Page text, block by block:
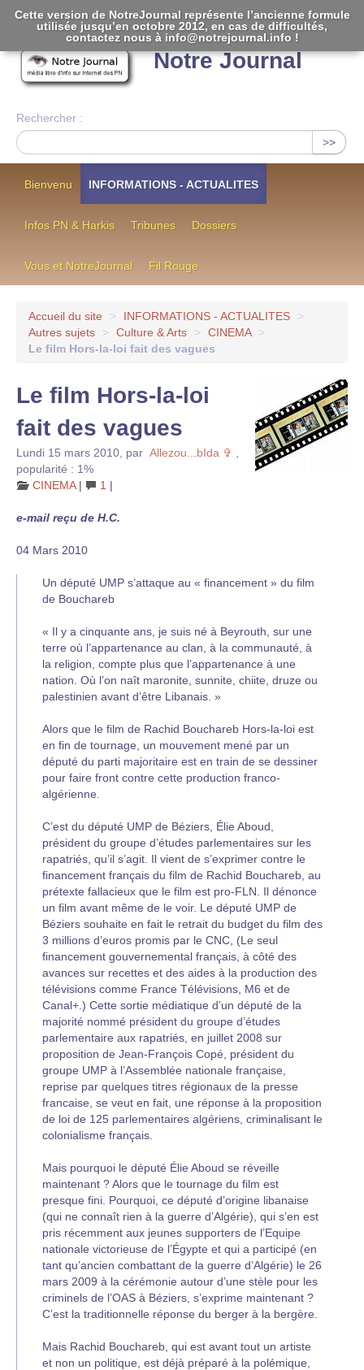
Notre Journal
Rechercher :
>>
Bienvenu INFORMATIONS - ACTUALITES
Infos PN & Harkis Tribunes Dossiers
Vous et NotreJournal Fil Rouge
Accueil du site > INFORMATIONS - ACTUALITES
>
Autres sujets
> Culture & Arts > CINEMA
>
Le film Hors-la-loi fait des vagues
Le film Hors-la-loi
fait des vagues
Lundi 15 mars 2010 par Allezou...bIda ✞
popularité : 1%
CINEMA| 1 |
e-mail reçu de H.C.
04 Mars 2010
Un député UMP s’attaque au « financement » du film
de Bouchareb
« Il y a cinquante ans, je suis né à Beyrouth, sur une
terre où l’appartenance au clan, à la communauté, à
la religion, compte plus que l’appartenance à une
nation. Où l’on naît maronite, sunnite, chiite, druze ou
palestinien avant d’être Libanais. »
Alors que le film de Rachid Bouchareb Hors-la-loi est
en fin de tournage, un mouvement mené par un
député du parti majoritaire est en train de se dessiner
pour faire front contre cette production franco-
algérienne.
C’est du député UMP de Béziers, Élie Aboud,
président du groupe d’études parlementaires sur les
rapatriés, qu’il s’agit. Il vient de s’exprimer contre le
financement français du film de Rachid Bouchareb, au
prétexte fallacieux que le film est pro-FLN. Il dénonce
un film avant même de le voir. Le député UMP de
Béziers souhaite en fait le retrait du budget du film des
3 millions d’euros promis par le CNC, (Le seul
financement gouvernemental français, à côté des
avances sur recettes et des aides à la production des
télévisions comme France Télévisions, M6 et de
Canal+.) Cette sortie médiatique d’un député de la
majorité nommé président du groupe d’études
parlementaire aux rapatriés, en juillet 2008 sur
proposition de Jean-François Copé, président du
groupe UMP à l’Assemblée nationale française,
reprise par quelques titres régionaux de la presse
francaise, se veut en fait, une réponse à la proposition
de loi de 125 parlementaires algériens, criminalisant le
colonialisme français.
Mais pourquoi le député Élie Aboud se réveille
maintenant ? Alors que le tournage du film est
presque fini. Pourquoi, ce député d’origine libanaise
(qui ne connaît rien à la guerre d’Algérie), qui s’en est
pris récemment aux jeunes supporters de l’Equipe
nationale victorieuse de l’Égypte et qui a participé (en
tant qu’ancien combattant de la guerre d’Algérie) le 26
mars 2009 à la cérémonie autour d’une stèle pour les
criminels de l’OAS à Béziers, s’exprime maintenant ?
C’est la traditionnelle réponse du berger à la bergère.
Mais Rachid Bouchareb, qui est avant tout un artiste
et non un politique, est déjà préparé à la polémique,
Cette version de NotreJournal représente l’ancienne formule
utilisée jusqu’en octobre 2012, en cas de difficultés,
contactez nous à info@notrejournal.info !